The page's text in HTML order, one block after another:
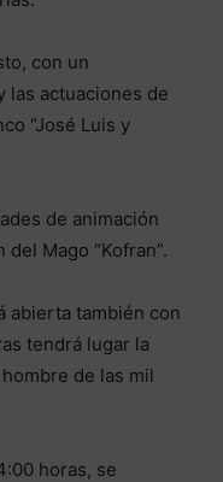
con un
las actuaciones de
“José Luis y
de animación
Mago “Kofran”.
abierta también con
tendrá lugar la
de las mil
horas, se